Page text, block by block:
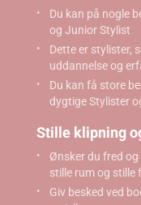
Du kan på nogle
og Junior Stylist
Dette er stylister,
uddannelse og
Du kan få store
dygtige Stylister
Stille klipning
Ønsker du fred
stille rum og stille
Giv besked ved